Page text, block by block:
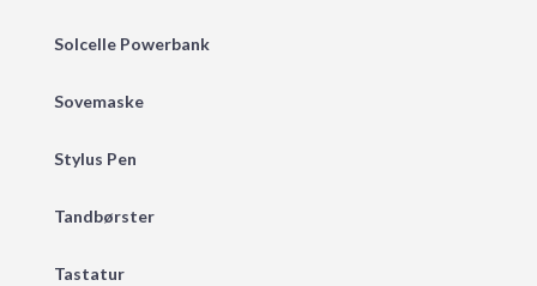
Solcelle Powerbank
Sovemaske
Stylus Pen
Tandbørster
Tastatur